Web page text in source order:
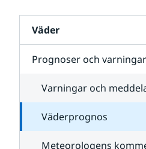
Väder
Prognoser och varningar
Varningar och
Väderprognos
Meteorologens